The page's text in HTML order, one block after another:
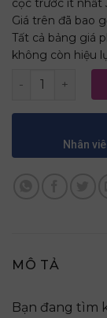
cọc trước ít nhất
Giá trên đã bao
Tất cả bảng giá
không còn hiệu
Nệm Cao Su
Nhân
MÔ TẢ
Bạn đang tìm